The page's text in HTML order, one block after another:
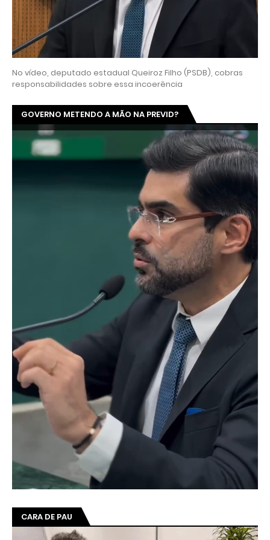
No vídeo, deputado estadual Queiroz Filho (PSDB), cobras
responsabilidades sobre essa incoerência
GOVERNO METENDO A MÃO NA PREVID?
CARA DE PAU